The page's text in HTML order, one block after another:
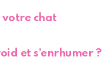
votre chat
et s’enrhumer ?